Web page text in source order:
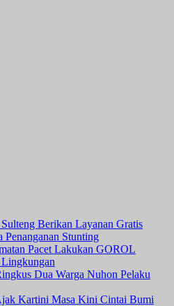
Berikan Layanan Gratis
Stunting
Pacet Lakukan GOROL
Dua Warga Nuhon Pelaku
Kartini Masa Kini Cintai Bumi